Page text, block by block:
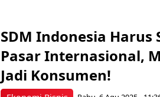
SDM Indonesia Harus
Pasar Internasional,
Jadi Konsumen!